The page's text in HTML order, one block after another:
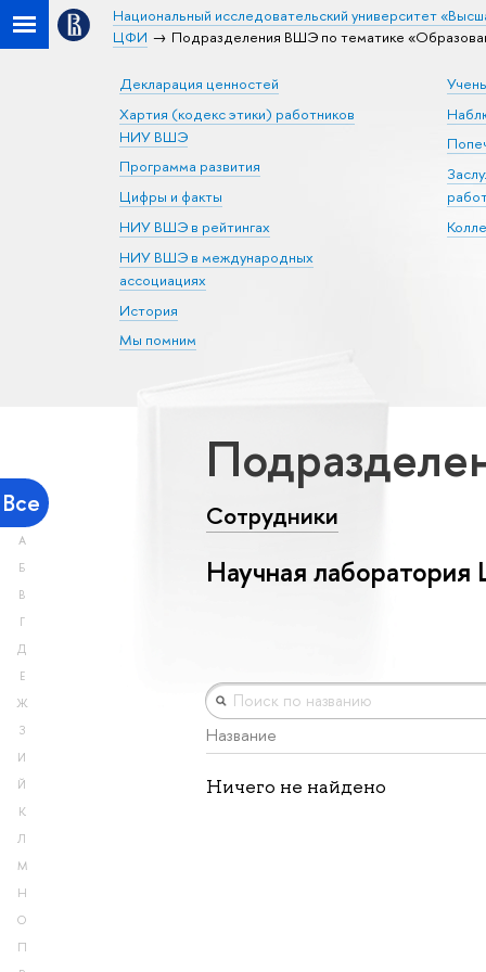
Национальный исследовательский университет
ЦФИ
Подразделения ВШЭ по тематике
Декларация ценностей
Хартия (кодекс этики) работников
НИУ ВШЭ
Программа развития
Цифры и факты
НИУ ВШЭ в рейтингах
НИУ ВШЭ в международных
ассоциациях
История
Мы помним
Все
А
Б
В
Г
Д
Е
Ж
З
И
Й
К
Л
М
Н
О
П
Сотрудники
Научная
Название
Ничего не найдено